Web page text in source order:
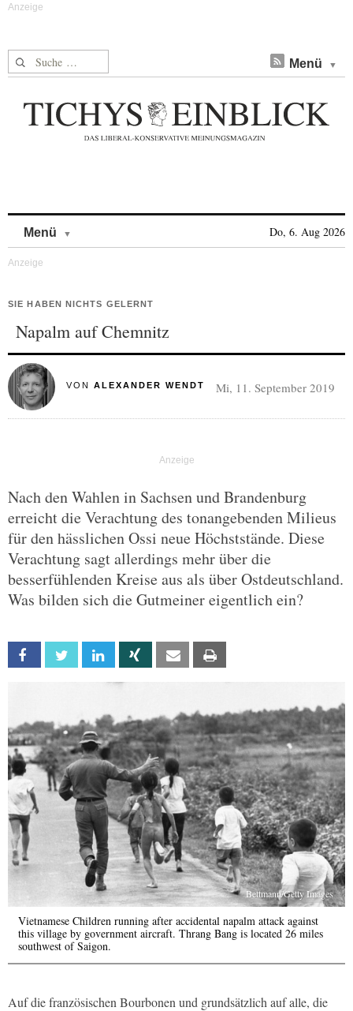
Suche nach: Menü
Menü Do, 6. Aug 2026
SIE HABEN NICHTS GELERNT
Napalm auf Chemnitz
VON ALEXANDER WENDT Mi, 11. September 2019
Nach den Wahlen in Sachsen und Brandenburg
erreicht die Verachtung des tonangebenden Milieus
für den hässlichen Ossi neue Höchststände. Diese
Verachtung sagt allerdings mehr über die
besserfühlenden Kreise aus als über Ostdeutschland.
Was bilden sich die Gutmeiner eigentlich ein?
Facebook Twitter Linkedin Xing Email
Bettmann/Getty Images
Vietnamese Children running after accidental napalm attack against
this village by government aircraft. Thrang Bang is located 26 miles
southwest of Saigon.
Auf die französischen Bourbonen und grundsätzlich auf alle, die